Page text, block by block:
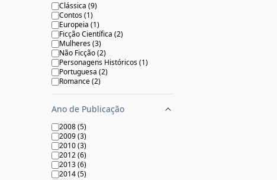
Clássica (9)
Contos(1)
Europeia (1)
Ficção Científica (2)
Mulheres(3)
Não Ficção(2)
Personagens Históricos(1)
Portuguesa (2)
Romance(2)
Ano de Publicação
2008(5)
2009(3)
2010(3)
2012(6)
2013(6)
2014(5)